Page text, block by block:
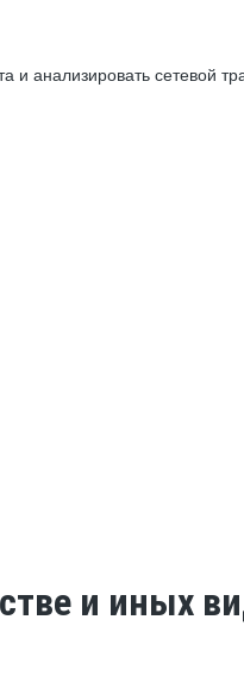
и анализировать сетевой
и иных